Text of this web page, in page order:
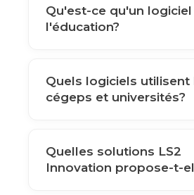
Qu'est-ce qu'un
l'éducation?
Quels logiciels utilisent
cégeps et universités?
Quelles solutions LS2
Innovation propose-t-